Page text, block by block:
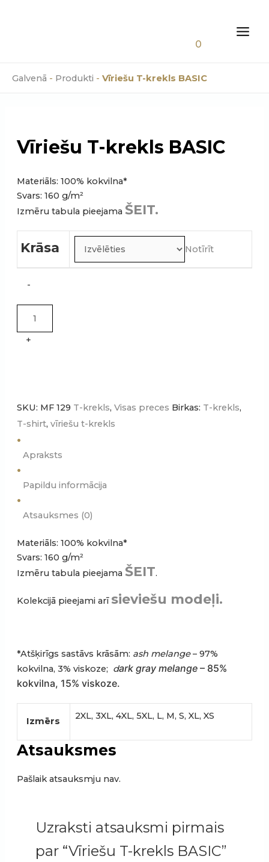
0
Galvenā - Produkti - Vīriešu T-krekls BASIC
Vīriešu T-krekls BASIC
Materiāls: 100% kokvilna*
Svars: 160 g/m²
Izmēru tabula pieejama ŠEIT.
Krāsa Notīrīt
Vīriešu
krekls
BASIC
-
+
SKU: MF 129 T-krekls, Visas preces Birkas: T-krekls,
T-shirt, vīriešu t-krekls
Apraksts
Papildu informācija
Atsauksmes (0)
Materiāls: 100% kokvilna*
Svars: 160 g/m²
Izmēru tabula pieejama ŠEIT.
Kolekcijā pieejami arī sieviešu modeļi.
*Atšķirīgs sastāvs krāsām: ash melange– 97%
kokvilna, 3% viskoze; dark gray melange– 85%
kokvilna, 15% viskoze.
Izmērs 2XL, 3XL, 4XL, 5XL, L, M, S, XL, XS
Atsauksmes
Pašlaik atsauksmju nav.
Uzraksti atsauksmi pirmais
par “Vīriešu T-krekls BASIC”